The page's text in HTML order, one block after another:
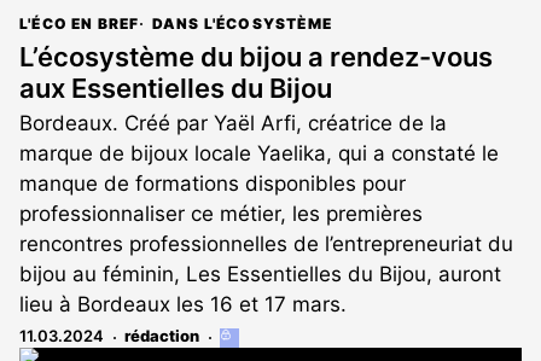
L'ÉCO EN BREF DANS L'ÉCOSYSTÈME
L’écosystème du bijou a rendez-vous
aux Essentielles du Bijou
Bordeaux. Créé par Yaël Arfi, créatrice de la
marque de bijoux locale Yaelika, qui a constaté le
manque de formations disponibles pour
professionnaliser ce métier, les premières
rencontres professionnelles de l’entrepreneuriat du
bijou au féminin, Les Essentielles du Bijou, auront
lieu à Bordeaux les 16 et 17 mars.
11.03.2024 rédaction
Cet